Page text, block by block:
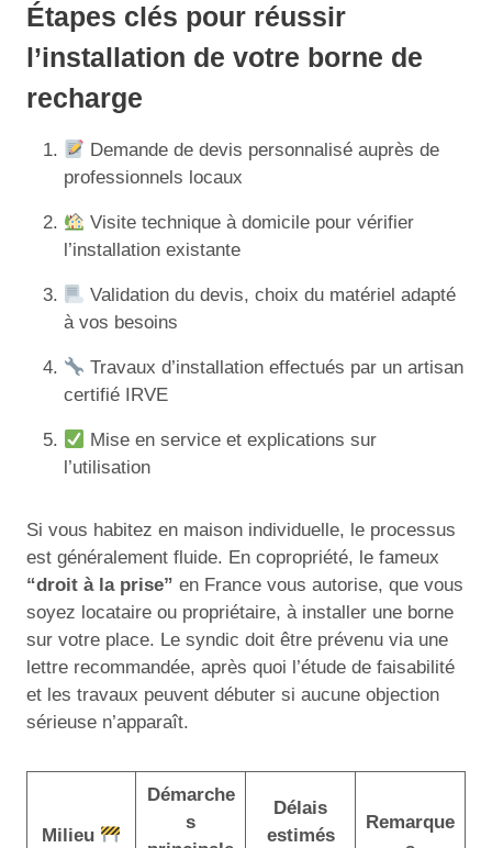
Étapes clés pour réussir
l’installation de votre borne de
recharge
Demande de devis personnalisé auprès de
professionnels locaux
Visite technique à domicile pour vérifier
l’installation existante
Validation du devis, choix du matériel adapté
à vos besoins
Travaux d’installation effectués par un artisan
certifié IRVE
Mise en service et explications sur
l’utilisation
Si vous habitez en maison individuelle, le processus
est généralement fluide. En copropriété, le fameux
“droit à la prise” en France vous autorise, que vous
soyez locataire ou propriétaire, à installer une borne
sur votre place. Le syndic doit être prévenu via une
lettre recommandée, après quoi l’étude de faisabilité
et les travaux peuvent débuter si aucune objection
sérieuse n’apparaît.
Milieu
Démarche
s
Délais
estimés
Remarque